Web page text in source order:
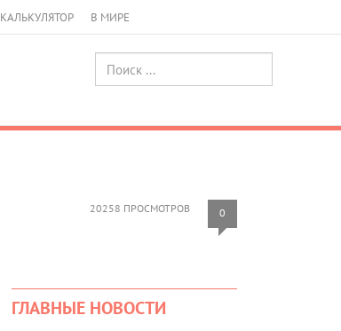
КАЛЬКУЛЯТОР В МИРЕ
20258 ПРОСМОТРОВ 0
ГЛАВНЫЕ НОВОСТИ